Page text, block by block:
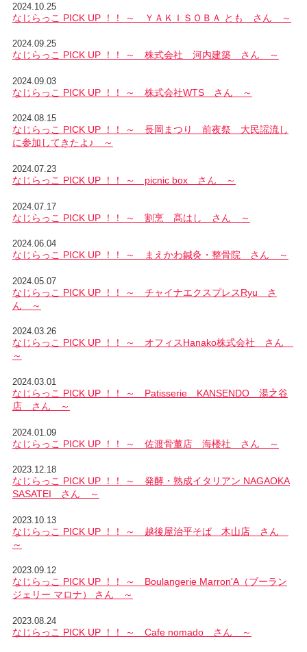
2024.10.25
なじらっこ PICK UP ！！ ～ ＹＡＫＩＳＯＢＡ とも さん ～
2024.09.25
なじらっこ PICK UP ！！ ～ 株式会社 河内建築 さん ～
2024.09.03
なじらっこ PICK UP ！！ ～ 株式会社WTS さん ～
2024.08.15
なじらっこ PICK UP ！！ ～ 長岡まつり 前夜祭 大民謡流し
に参加してきたよ♪ ～
2024.07.23
なじらっこ PICK UP ！！ ～ picnic box さん ～
2024.07.17
なじらっこ PICK UP ！！ ～ 割烹 髙はし さん ～
2024.06.04
なじらっこ PICK UP ！！ ～ まえかわ鍼灸・整骨院 さん ～
2024.05.07
なじらっこ PICK UP ！！ ～ チャイナエクスプレスRyu さ
ん ～
2024.03.26
なじらっこ PICK UP ！！ ～ オフィスHanako株式会社 さん
～
2024.03.01
なじらっこ PICK UP ！！ ～ Patisserie KANSENDO 湯之谷
店 さん ～
2024.01.09
なじらっこ PICK UP ！！ ～ 佐渡骨董店 海楼社 さん ～
2023.12.18
なじらっこ PICK UP ！！ ～ 発酵・熟成イタリアン NAGAOKA
SASATEI さん ～
2023.10.13
なじらっこ PICK UP ！！ ～ 越後屋治平そば 木山店 さん
～
2023.09.12
なじらっこ PICK UP ！！ ～ Boulangerie Marron'A（ブーラン
ジェリー マロナ） さん ～
2023.08.24
なじらっこ PICK UP ！！ ～ Cafe nomado さん ～